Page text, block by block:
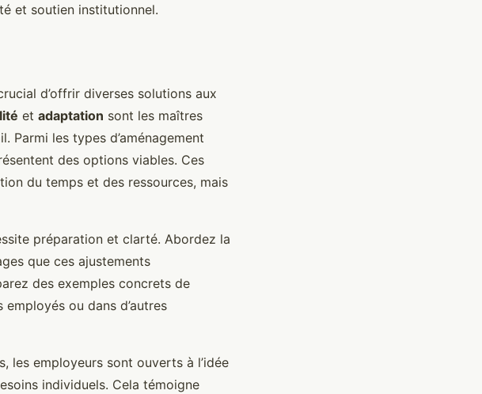
et soutien institutionnel.
d’offrir diverses solutions aux
et adaptation sont les maîtres
Parmi les types d’aménagement
des options viables. Ces
du temps et des ressources, mais
préparation et clarté. Abordez la
que ces ajustements
des exemples concrets de
ou dans d’autres
les employeurs sont ouverts à l’idée
individuels. Cela témoigne